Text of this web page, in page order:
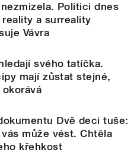
Politici dnes
a surreality
Vávra
svého tatíčka.
mají zůstat stejné,
Dvě deci tuše:
může vést. Chtěla
křehkost